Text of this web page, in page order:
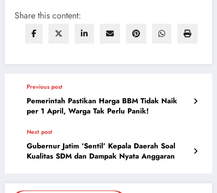
Share this content:
Previous post
Pemerintah Pastikan Harga BBM Tidak Naik
per 1 April, Warga Tak Perlu Panik!
Next post
Gubernur Jatim ‘Sentil’ Kepala Daerah Soal
Kualitas SDM dan Dampak Nyata Anggaran